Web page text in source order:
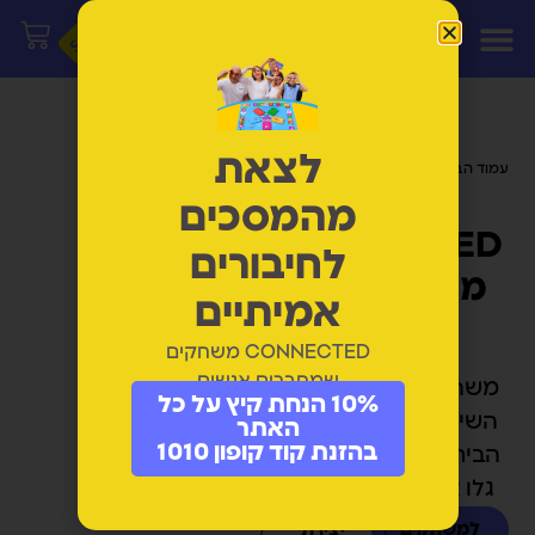
עמוד הבית
/ מוצרים המתויגים “משחק
CONNECTED
משחקי חיבור
וצחוק
משחקים שמחזירים את
השיחה, הצחוק והחיבור
הביתה. לכל גיל משחק -
גלו את המשחק שלכם.
למשחקים יצירת
לצאת
מהמסכים
לחיבורים
אמיתיים
CONNECTED משחקים
שמחברים אנשים
10% הנחת קיץ על כל
האתר
בהזנת קוד קופון 1010